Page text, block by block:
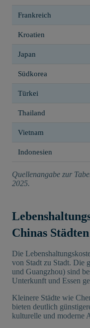
Frankreich
Kroatien
Japan
Südkorea
Türkei
Thailand
Vietnam
Indonesien
Quellenangabe zur
2025.
Chinas Städten
Die
von Stadt zu Stadt. Die
und Guangzhou) sind
Unterkunft und Essen
Kleinere Städte wie
bieten deutlich
kulturelle und moderne